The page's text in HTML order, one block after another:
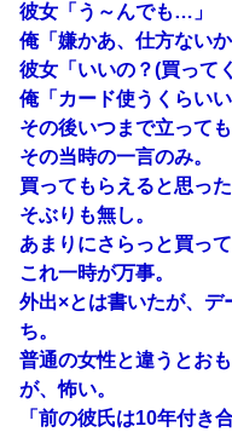
彼女「う～んでも…」
俺「嫌かあ、仕方ない
彼女「いいの？(買って
俺「カード使うくらいい
その後いつまで立って
その当時の一言のみ。
買ってもらえると思っ
そぶりも無し。
あまりにさらっと買っ
これ一時が万事。
外出×とは書いたが、デ
ち。
普通の女性と違うとお
が、怖い。
「前の彼氏は10年付き